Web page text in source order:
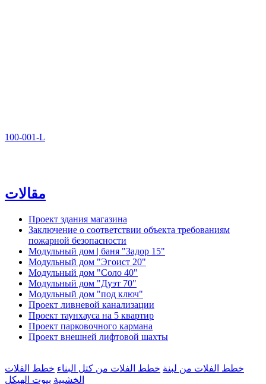
100-001-L
مقالات
Проект здания магазина
Заключение о соответствии объекта требованиям
пожарной безопасности
Модульный дом | баня "Задор 15"
Модульный дом "Эгоист 20"
Модульный дом "Соло 40"
Модульный дом "Дуэт 70"
Модульный дом "под ключ"
Проект ливневой канализации
Проект таунхауса на 5 квартир
Проект парковочного кармана
Проект внешней лифтовой шахты
خطط الفلات من لبنة خطط الفلات من كتل البناء خطط الفلات
الخشبية بيوت الهيكل